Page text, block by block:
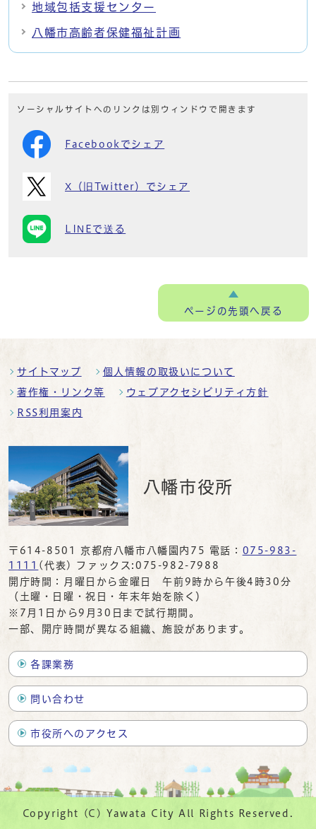
地域包括支援センター
八幡市高齢者保健福祉計画
ソーシャルサイトへのリンクは別ウィンドウで開きます
Facebookでシェア
X（旧Twitter）でシェア
LINEで送る
ページの先頭へ戻る
サイトマップ 個人情報の取扱いについて
著作権・リンク等 ウェブアクセシビリティ方針
RSS利用案内
八幡市役所
〒614-8501 京都府八幡市八幡園内75 電話： 075-983-
1111 (代表) ファックス:075-982-7988
開庁時間：月曜日から金曜日 午前9時から午後4時30分
（土曜・日曜・祝日・年末年始を除く）
※7月1日から9月30日まで試行期間。
一部、開庁時間が異なる組織、施設があります。
各課業務
問い合わせ
市役所へのアクセス
Copyright (C) Yawata City All Rights Reserved.